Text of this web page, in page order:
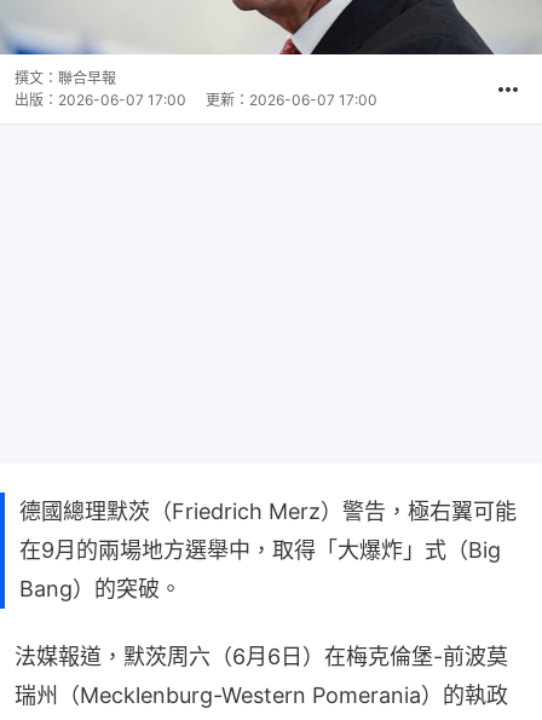
撰文： 聯合早報
出版： 2026-06-07 17:00 更新： 2026-06-07 17:00
德國總理默茨（Friedrich Merz）警告，極右翼可能
在9月的兩場地方選舉中，取得「大爆炸」式（Big
Bang）的突破。
法媒報道，默茨周六（6月6日）在梅克倫堡-前波莫
瑞州（Mecklenburg-Western Pomerania）的執政